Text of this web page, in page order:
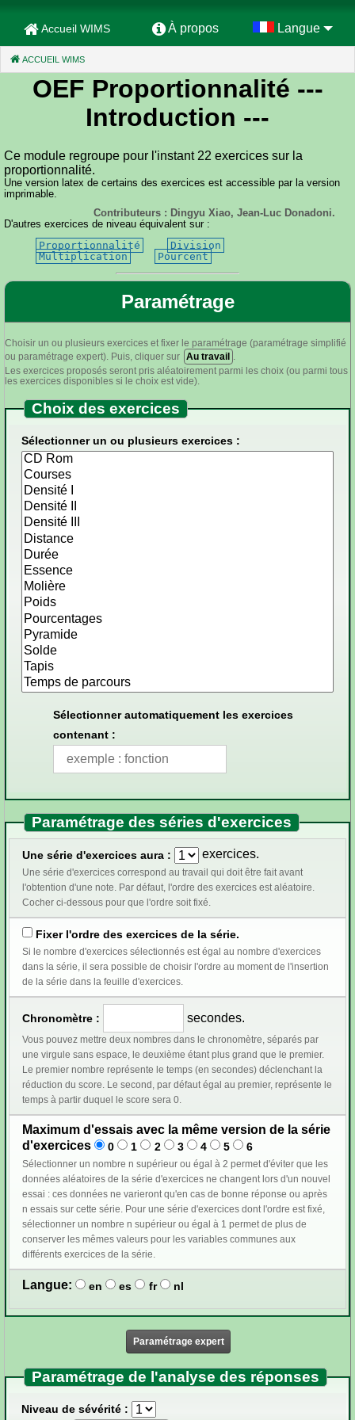
Accueil WIMS À propos Langue
ACCUEIL WIMS
OEF Proportionnalité ---
Introduction ---
Ce module regroupe pour l'instant 22 exercices sur la
proportionnalité.
Une version latex de certains des exercices est accessible par la version
imprimable.
Contributeurs : Dingyu Xiao, Jean-Luc Donadoni.
D'autres exercices de niveau équivalent sur :
Proportionnalité
Division
Multiplication
Pourcent
Paramétrage
Choisir un ou plusieurs exercices et fixer le paramétrage (paramétrage simplifié
ou paramétrage expert). Puis, cliquer sur Au travail
Les exercices proposés seront pris aléatoirement parmi les choix (ou parmi tous
les exercices disponibles si le choix est vide).
Choix des exercices
Sélectionner un ou plusieurs exercices :
Sélectionner automatiquement les exercices
contenant :
Paramétrage des séries d'exercices
Une série d'exercices aura : exercices.
Une série d'exercices correspond au travail qui doit être fait avant
l'obtention d'une note. Par défaut, l'ordre des exercices est aléatoire.
Cocher ci-dessous pour que l'ordre soit fixé.
Fixer l'ordre des exercices de la série.
Si le nombre d'exercices sélectionnés est égal au nombre d'exercices
dans la série, il sera possible de choisir l'ordre au moment de l'insertion
de la série dans la feuille d'exercices.
Chronomètre : secondes.
Vous pouvez mettre deux nombres dans le chronomètre, séparés par
une virgule sans espace, le deuxième étant plus grand que le premier.
Le premier nombre représente le temps (en secondes) déclenchant la
réduction du score. Le second, par défaut égal au premier, représente le
temps à partir duquel le score sera 0.
Maximum d'essais avec la même version de la série
d'exercices
0 1 2 3 4 5 6
Sélectionner un nombre n supérieur ou égal à 2 permet d'éviter que les
données aléatoires de la série d'exercices ne changent lors d'un nouvel
essai : ces données ne varieront qu'en cas de bonne réponse ou après
n essais sur cette série. Pour une série d'exercices dont l'ordre est fixé,
sélectionner un nombre n supérieur ou égal à 1 permet de plus de
conserver les mêmes valeurs pour les variables communes aux
différents exercices de la série.
Langue: en es fr nl
Paramétrage expert
Paramétrage de l'analyse des réponses
Niveau de sévérité :